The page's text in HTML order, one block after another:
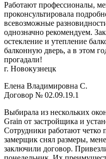
Работают профессионалы,
проконсультировала
всевозможные
однозначно рекомендуем.
остекление и утепление
балконную дверь, а в этом
прогадали!
г. Новокузнецк
Елена Владимировна С.
Договор № 02.09.19.1
Выбирала из нескольких
Grain от застройщика и
Сотрудники работают четко
замерщик снял размеры,
заключили договор.